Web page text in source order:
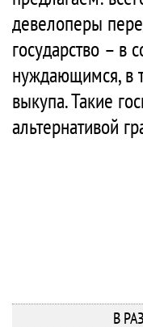
девелоперы
государство – в
нуждающимся, в
выкупа. Такие
альтернативой
В